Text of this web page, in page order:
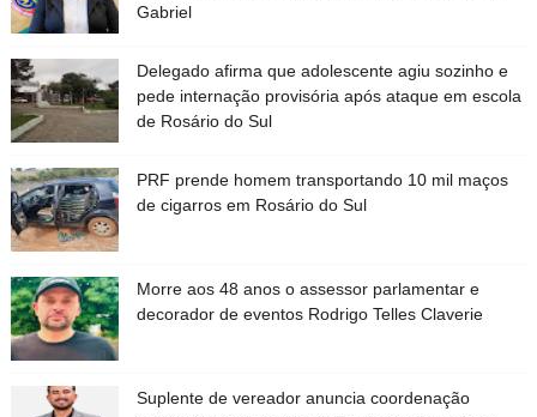
Gabriel
Delegado afirma que adolescente agiu sozinho e
pede internação provisória após ataque em escola
de Rosário do Sul
PRF prende homem transportando 10 mil maços
de cigarros em Rosário do Sul
Morre aos 48 anos o assessor parlamentar e
decorador de eventos Rodrigo Telles Claverie
Suplente de vereador anuncia coordenação